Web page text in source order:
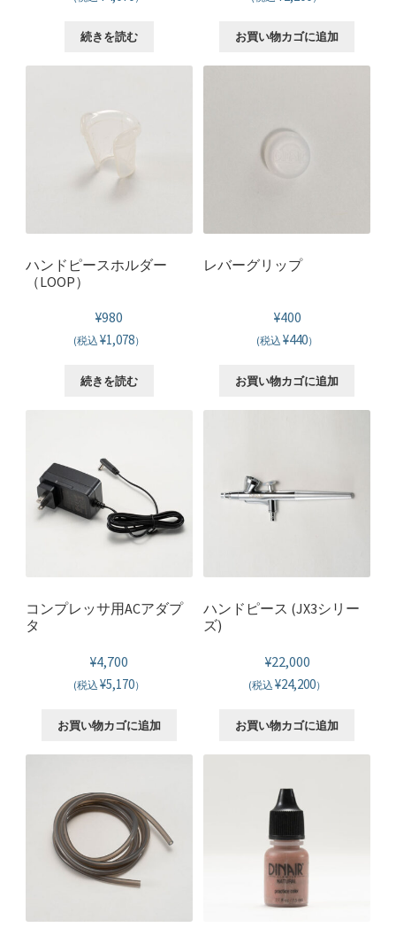
プライバシーポリシー
お問い合わせ
続きを読む お買い物カゴに追加
ハンドピースホルダー
（LOOP）
¥980
(税込 ¥1,078）
続きを読む
レバーグリップ
¥400
(税込 ¥440）
お買い物カゴに追加
コンプレッサ用ACアダプ
タ
¥4,700
(税込 ¥5,170）
お買い物カゴに追加
ハンドピース (JX3シリー
ズ)
¥22,000
(税込 ¥24,200）
お買い物カゴに追加